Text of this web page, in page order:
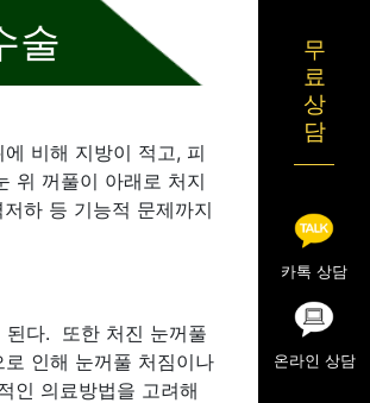
술
비해 지방이 적고, 피
위 꺼풀이 아래로 처지
하 등 기능적 문제까지
된다. 또한 처진 눈꺼풀
인해 눈꺼풀 처짐이나
인 의료방법을 고려해
무
료
상
담
카톡 상담
온라인 상담